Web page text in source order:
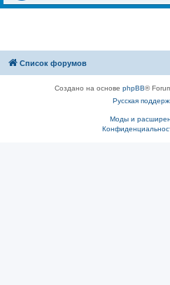
Список форумов
Создано на основе phpBB®
Русская
Моды и